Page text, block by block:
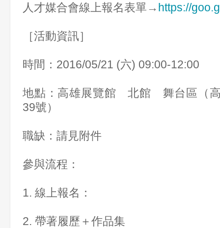
人才媒合會線上報名表單→https://
［活動資訊］
時間：2016/05/21 (六) 09:00-12:00
地點：高雄展覽館 北館 舞台區（高
39號）
職缺：請見附件
參與流程：
1. 線上報名：
2. 帶著履歷＋作品集